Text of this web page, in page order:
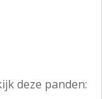
deze panden: